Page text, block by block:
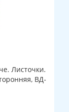
Листочки.
ВД-